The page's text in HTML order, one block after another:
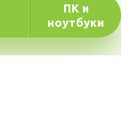
ПК и
ноутбуки